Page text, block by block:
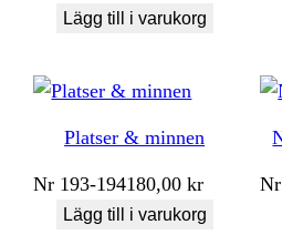
Lägg till i varukorg
Platser & minnen
Nr 193-194180,00kr
Lägg till i varukorg
Nr